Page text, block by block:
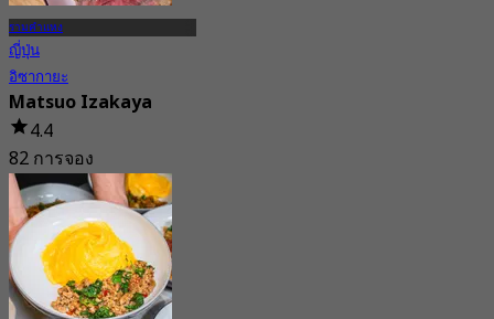
รามคำแหง
ญี่ปุ่น
อิซากายะ
Matsuo Izakaya
4.4
82 การจอง
จาก฿ 316.66